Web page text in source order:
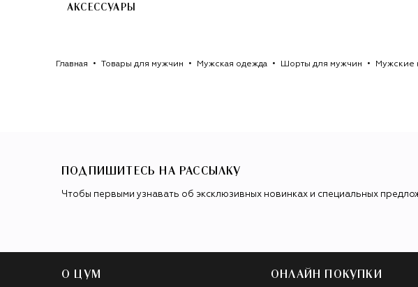
АКСЕССУАРЫ
Главная Товары для мужчин Мужская одежда Шорты для мужчин Мужские
ПОДПИШИТЕСЬ НА РАССЫЛКУ
Чтобы первыми узнавать об эксклюзивных новинках и специальных
О ЦУМ ОНЛАЙН ПОКУПКИ